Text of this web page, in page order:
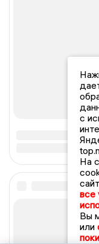
с
На
все
Вы
или